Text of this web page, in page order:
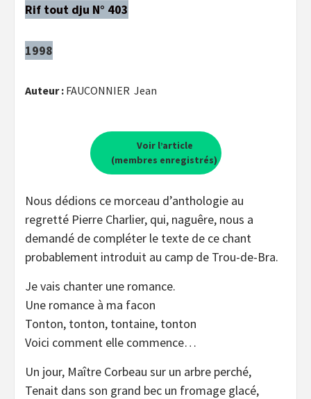
Rif tout dju N° 403
1998
Auteur : FAUCONNIER Jean
Voir l’article
(membres enregistrés)
Nous dédions ce morceau d’anthologie au
regretté Pierre Charlier, qui, naguêre, nous a
demandé de compléter le texte de ce chant
probablement introduit au camp de Trou-de-Bra.
Je vais chanter une romance.
Une romance à ma facon
Tonton, tonton, tontaine, tonton
Voici comment elle commence…
Un jour, Maître Corbeau sur un arbre perché,
Tenait dans son grand bec un fromage glacé,